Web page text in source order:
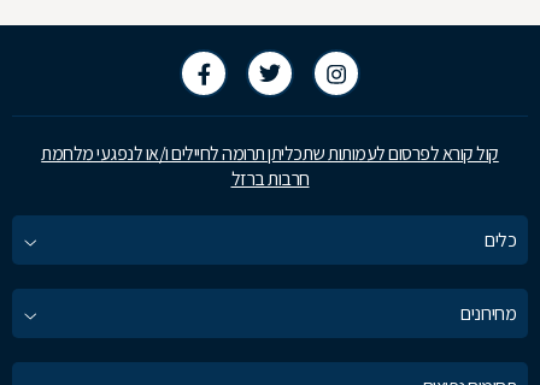
קול קורא לפרסום לעמותות שתכליתן תרומה לחיילים ו/או לנפגעי מלחמת
חרבות ברזל
כלים
מחירונים